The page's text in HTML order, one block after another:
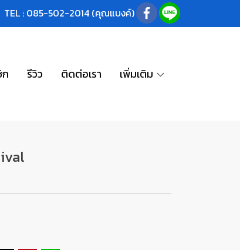
TEL : 085-502-2014 (คุณแบงค์)
รีวิว ติดต่อเรา เพิ่มเติม